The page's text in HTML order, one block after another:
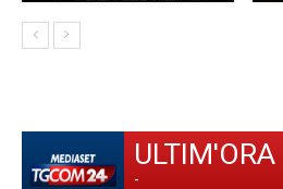
ULTIM'ORA
-